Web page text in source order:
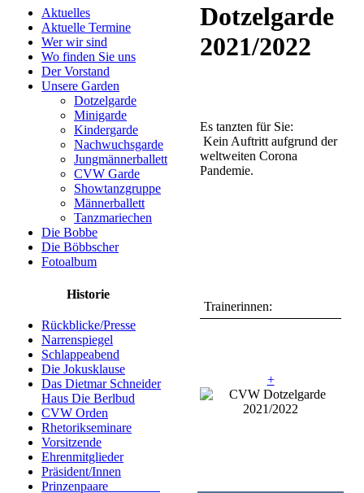
Aktuelles
Aktuelle Termine
Wer wir sind
Wo finden Sie uns
Der Vorstand
Unsere Garden
Dotzelgarde
Minigarde
Kindergarde
Nachwuchsgarde
Jungmännerballett
CVW Garde
Showtanzgruppe
Männerballett
Tanzmariechen
Die Bobbe
Die Böbbscher
Fotoalbum
Historie
Rückblicke/Presse
Narrenspiegel
Schlappeabend
Die Jokusklause
Das Dietmar Schneider
Haus Die Berlbud
CVW Orden
Rhetorikseminare
Vorsitzende
Ehrenmitglieder
Präsident/Innen
Prinzenpaare
Dotzelgarde
2021/2022
Es tanzten für Sie:
Kein Auftritt aufgrund der
weltweiten Corona
Pandemie.
Trainerinnen:
+